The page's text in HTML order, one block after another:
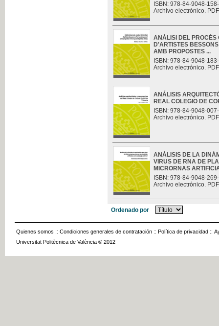
ISBN: 978-84-9048-
Archivo electrónico.
ANÀLISI DEL PROCÉS
D'ARTISTES
AMB PROPOSTES ...
ISBN: 978-84-9048-
Archivo electrónico.
ANÁLISIS
REAL COLEGIO DE
ISBN: 978-84-9048-
Archivo electrónico.
ANÁLISIS DE LA
VIRUS DE RNA DE
MICRORNAS
ISBN: 978-84-9048-
Archivo electrónico.
Ordenado por
Quienes somos :: Condiciones generales de contratación :: Política de privacidad ::
Universitat Politècnica de València © 2012